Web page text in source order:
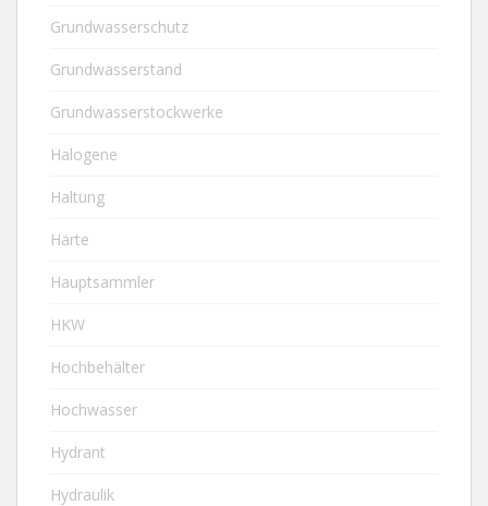
Grundwasserschutz
Grundwasserstand
Grundwasserstockwerke
Halogene
Haltung
Härte
Hauptsammler
HKW
Hochbehälter
Hochwasser
Hydrant
Hydraulik